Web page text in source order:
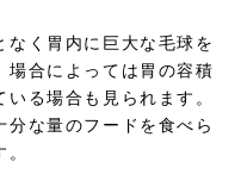
なく胃内に巨大な毛球を
場合によっては胃の容積
る場合も見られます。
な量のフードを食べら